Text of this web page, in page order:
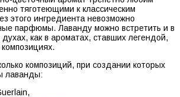
тяготеющими к классическим
этого ингредиента невозможно
парфюмы. Лаванду можно встретить и в
как в ароматах, ставших легендой,
композиций, при создании которых
лаванды: